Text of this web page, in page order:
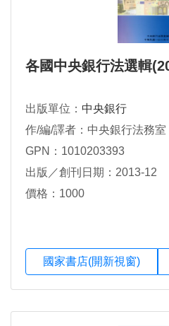
各國中央銀行法選輯
出版單位： 中央銀行
作/編/譯者：中央銀行法務室
GPN：1010203393
出版／創刊日期：2013-12
價格：1000
國家書店(開新視窗)